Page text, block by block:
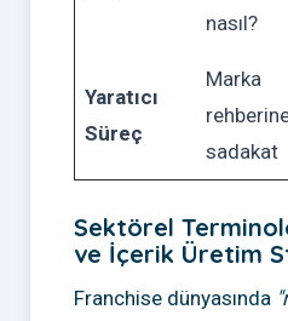
nasıl?
Yaratıcı
Süreç
Marka
sadakat
Sektörel
ve İçerik Üretim
Franchise dünyasında